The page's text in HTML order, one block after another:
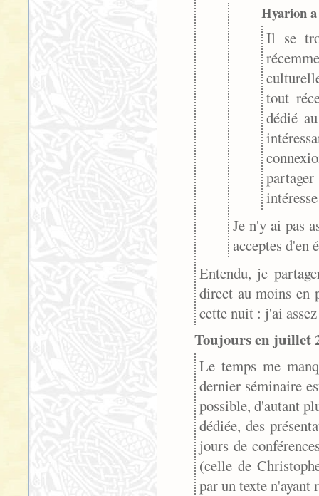
Hyarion
Il se
tout
dédié
Je n'y ai pas
acceptes d'en
Entendu, je
direct au moins en
cette nuit : j'ai
Toujours en juillet
Le temps me
dernier séminaire
possible, d'autant
dédiée, des
jours de
(celle de
par un texte n'ayant